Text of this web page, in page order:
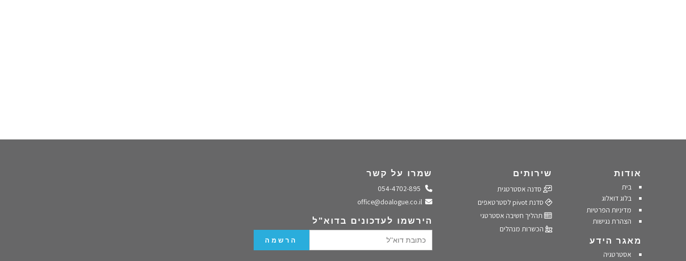
אודות
בית
בלוג דואלוג
מדיניות הפרטיות
הצהרת נגישות
מאגר הידע
אסטרטגיה
שירותים
סדנה אסטרטגית
סדנת pivot לסטרטאפים
תהליך חשיבה אסטרטגי
הכשרות מנהלים
שמרו על קשר
התקשרו אלינו
שלחו מייל
הירשמו לעדכונים בדוא"ל